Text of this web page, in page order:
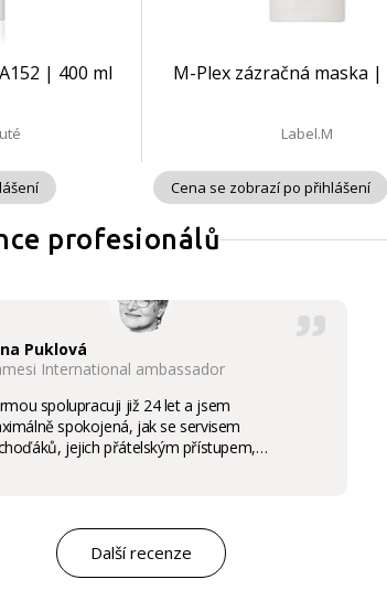
| 400 ml M-Plex zázračná maska |
Label.M
Cena se zobrazí po přihlášení
profesionálů
Puklová
International ambassador
spolupracuji již 24 let a jsem
spokojená, jak se servisem
jejich přátelským přístupem,
servisem. Pro mě je to po těch
„druhá rodina“. Myslím, že ty roky
mluví za vše.
Další recenze